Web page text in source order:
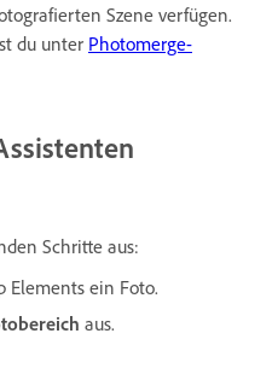
Szene verfügen.
du unter Photomerge-
Schritte aus:
Elements ein Foto.
aus.